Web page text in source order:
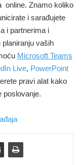
online. Znamo koliko
i sarađujete
i partnerima i
vaših
Microsoft Teams
Live, PowerPoint
pravi alat kako
poslovanje.